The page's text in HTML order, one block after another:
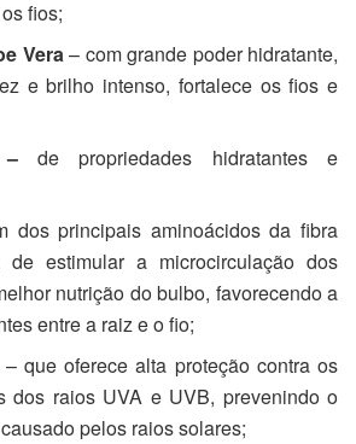
fios;
Vera– com grande poder hidratante,
e brilho intenso, fortalece os fios e
de propriedades hidratantes e
dos principais aminoácidos da fibra
de estimular a microcirculação dos
nutrição do bulbo, favorecendo a
entre a raiz e o fio;
– que oferece alta proteção contra os
dos raios UVA e UVB, prevenindo o
pelos raios solares;